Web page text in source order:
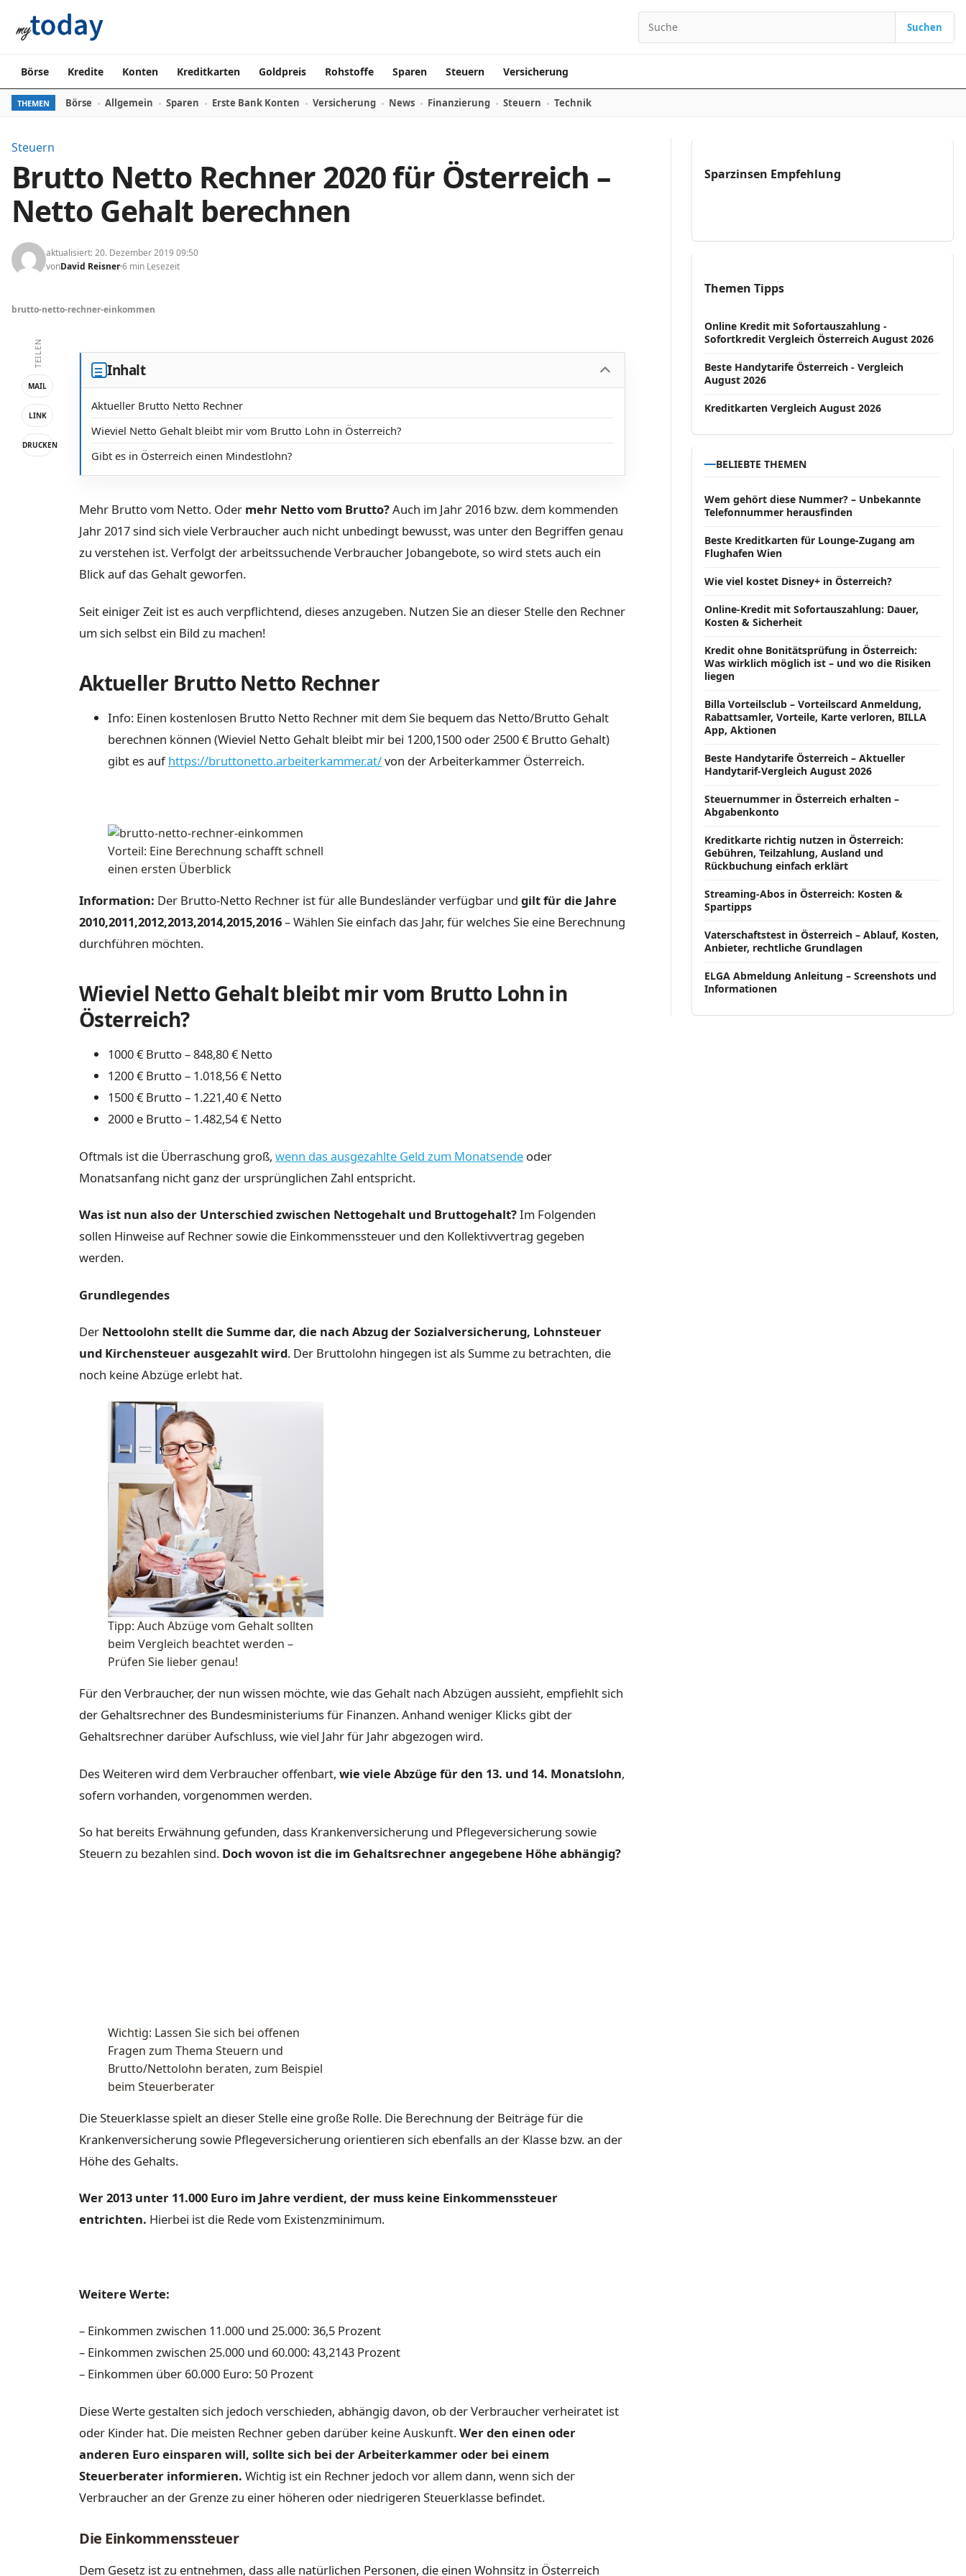
Suchen nach:
Suchen
Börse Kredite Konten Kreditkarten Goldpreis Rohstoffe Sparen Steuern Versicherung
THEMEN Börse Allgemein Sparen Erste Bank Konten Versicherung News Finanzierung Steuern Technik
Steuern
Brutto Netto Rechner 2020 für Österreich –
Netto Gehalt berechnen
aktualisiert: 20. Dezember 2019 09:50
vonDavid Reisner6 min Lesezeit
brutto-netto-rechner-einkommen
TEILEN
MAIL
LINK
DRUCKEN
Inhalt
Aktueller Brutto Netto Rechner
Wieviel Netto Gehalt bleibt mir vom Brutto Lohn in Österreich?
Gibt es in Österreich einen Mindestlohn?
Mehr Brutto vom Netto. Oder mehr Netto vom Brutto?Auch im Jahr 2016 bzw. dem kommenden
Jahr 2017 sind sich viele Verbraucher auch nicht unbedingt bewusst, was unter den Begriffen genau
zu verstehen ist. Verfolgt der arbeitssuchende Verbraucher Jobangebote, so wird stets auch ein
Blick auf das Gehalt geworfen.
Seit einiger Zeit ist es auch verpflichtend, dieses anzugeben. Nutzen Sie an dieser Stelle den Rechner
um sich selbst ein Bild zu machen!
Aktueller Brutto Netto Rechner
Info: Einen kostenlosen Brutto Netto Rechner mit dem Sie bequem das Netto/Brutto Gehalt
berechnen können (Wieviel Netto Gehalt bleibt mir bei 1200,1500 oder 2500 € Brutto Gehalt)
gibt es aufhttps://bruttonetto.arbeiterkammer.at/von der Arbeiterkammer Österreich.
Vorteil: Eine Berechnung schafft schnell
einen ersten Überblick
Information: Der Brutto-Netto Rechner ist für alle Bundesländer verfügbar und gilt für die Jahre
2010,2011,2012,2013,2014,2015,2016– Wählen Sie einfach das Jahr, für welches Sie eine Berechnung
durchführen möchten.
Wieviel Netto Gehalt bleibt mir vom Brutto Lohn in
Österreich?
1000 € Brutto – 848,80 € Netto
1200 € Brutto – 1.018,56 € Netto
1500 € Brutto – 1.221,40 € Netto
2000 e Brutto – 1.482,54 € Netto
Oftmals ist die Überraschung groß, wenn das ausgezahlte Geld zum Monatsende oder
Monatsanfang nicht ganz der ursprünglichen Zahl entspricht.
Was ist nun also der Unterschied zwischen Nettogehalt und Bruttogehalt?Im Folgenden
sollen Hinweise auf Rechner sowie die Einkommenssteuer und den Kollektivvertrag gegeben
werden.
Grundlegendes
Der Nettoolohn stellt die Summe dar, die nach Abzug der Sozialversicherung, Lohnsteuer
und Kirchensteuer ausgezahlt wird. Der Bruttolohn hingegen ist als Summe zu betrachten, die
noch keine Abzüge erlebt hat.
Tipp: Auch Abzüge vom Gehalt sollten
beim Vergleich beachtet werden –
Prüfen Sie lieber genau!
Für den Verbraucher, der nun wissen möchte, wie das Gehalt nach Abzügen aussieht, empfiehlt sich
der Gehaltsrechner des Bundesministeriums für Finanzen. Anhand weniger Klicks gibt der
Gehaltsrechner darüber Aufschluss, wie viel Jahr für Jahr abgezogen wird.
Des Weiteren wird dem Verbraucher offenbart, wie viele Abzüge für den 13. und 14. Monatslohn,
sofern vorhanden, vorgenommen werden.
So hat bereits Erwähnung gefunden, dass Krankenversicherung und Pflegeversicherung sowie
Steuern zu bezahlen sind. Doch wovon ist die im Gehaltsrechner angegebene Höhe abhängig?
Wichtig: Lassen Sie sich bei offenen
Fragen zum Thema Steuern und
Brutto/Nettolohn beraten, zum Beispiel
beim Steuerberater
Die Steuerklasse spielt an dieser Stelle eine große Rolle. Die Berechnung der Beiträge für die
Krankenversicherung sowie Pflegeversicherung orientieren sich ebenfalls an der Klasse bzw. an der
Höhe des Gehalts.
Wer 2013 unter 11.000 Euro im Jahre verdient, der muss keine Einkommenssteuer
entrichten. Hierbei ist die Rede vom Existenzminimum.
Weitere Werte:
– Einkommen zwischen 11.000 und 25.000: 36,5 Prozent
– Einkommen zwischen 25.000 und 60.000: 43,2143 Prozent
– Einkommen über 60.000 Euro: 50 Prozent
Diese Werte gestalten sich jedoch verschieden, abhängig davon, ob der Verbraucher verheiratet ist
oder Kinder hat. Die meisten Rechner geben darüber keine Auskunft.Wer den einen oder
anderen Euro einsparen will, sollte sich bei der Arbeiterkammer oder bei einem
Steuerberater informieren. Wichtig ist ein Rechner jedoch vor allem dann, wenn sich der
Verbraucher an der Grenze zu einer höheren oder niedrigeren Steuerklasse befindet.
Die Einkommenssteuer
Dem Gesetz ist zu entnehmen, dass alle natürlichen Personen, die einen Wohnsitz in Österreich
Sparzinsen Empfehlung
Themen Tipps
Online Kredit mit Sofortauszahlung -
Sofortkredit Vergleich Österreich August 2026
Beste Handytarife Österreich - Vergleich
August 2026
Kreditkarten Vergleich August 2026
BELIEBTE THEMEN
Wem gehört diese Nummer? – Unbekannte
Telefonnummer herausfinden
Beste Kreditkarten für Lounge-Zugang am
Flughafen Wien
Wie viel kostet Disney+ in Österreich?
Online-Kredit mit Sofortauszahlung: Dauer,
Kosten & Sicherheit
Kredit ohne Bonitätsprüfung in Österreich:
Was wirklich möglich ist – und wo die Risiken
liegen
Billa Vorteilsclub – Vorteilscard Anmeldung,
Rabattsamler, Vorteile, Karte verloren, BILLA
App, Aktionen
Beste Handytarife Österreich – Aktueller
Handytarif-Vergleich August 2026
Steuernummer in Österreich erhalten –
Abgabenkonto
Kreditkarte richtig nutzen in Österreich:
Gebühren, Teilzahlung, Ausland und
Rückbuchung einfach erklärt
Streaming-Abos in Österreich: Kosten &
Spartipps
Vaterschaftstest in Österreich – Ablauf, Kosten,
Anbieter, rechtliche Grundlagen
ELGA Abmeldung Anleitung – Screenshots und
Informationen